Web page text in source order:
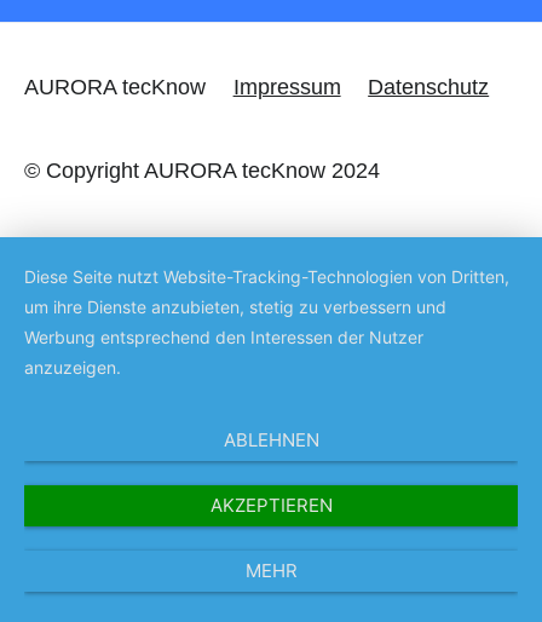
AURORA tecKnow Impressum Datenschutz
© Copyright AURORA tecKnow 2024
Diese Seite nutzt Website-Tracking-Technologien von Dritten,
um ihre Dienste anzubieten, stetig zu verbessern und
Werbung entsprechend den Interessen der Nutzer
anzuzeigen.
ABLEHNEN
AKZEPTIEREN
MEHR